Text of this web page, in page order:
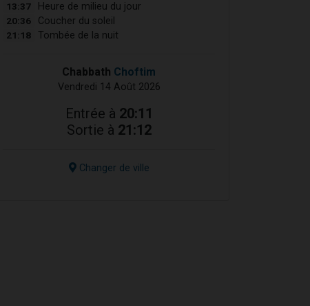
13:37 Heure de milieu du jour
20:36 Coucher du soleil
21:18 Tombée de la nuit
Chabbath Choftim
Vendredi 14 Août 2026
Entrée à 20:11
Sortie à 21:12
Changer de ville